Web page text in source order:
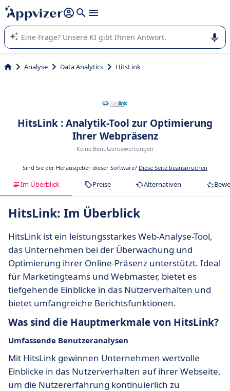
beantworten (mehrere Zeilen mit
Die KI von Appvizer führt Sie bei der Nutzung oder Auswahl
von SaaS-Software in Unternehmen.
Analyse Data Analytics HitsLink
HitsLink : Analytik-Tool zur Optimierung
Ihrer Webpräsenz
Keine Benutzerbewertungen
Sind Sie der Herausgeber dieser Software? Diese Seite beanspruchen
Im Überblick Preise Alternativen
HitsLink: Im Überblick
HitsLink ist ein leistungsstarkes Web-Analyse-Tool,
das Unternehmen bei der Überwachung und
Optimierung ihrer Online-Präsenz unterstützt. Ideal
für Marketingteams und Webmaster, bietet es
tiefgehende Einblicke in das Nutzerverhalten und
bietet umfangreiche Berichtsfunktionen.
Was sind die Hauptmerkmale von HitsLink?
Umfassende Benutzeranalysen
Mit HitsLink gewinnen Unternehmen wertvolle
Einblicke in das Nutzerverhalten auf ihrer Webseite,
um die Nutzererfahrung kontinuierlich zu